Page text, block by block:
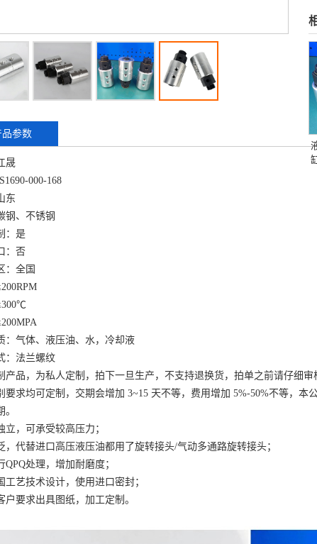
品参数
晟
000-168
东
钢、不锈钢
：是
：否
：全国
：气体、液压油、水，冷却液
：法兰螺纹
产品，为私人定制，拍下一旦生产，不支持退换货，拍单之前请仔细审
要求均可定制，交期会增加 3~15 天不等，费用增加 5%-50%不等，
立，可承受较高压力；
，代替进口高压液压油都用了旋转接头/气动多通路旋转接头；
QPQ处理，增加耐磨度；
工艺技术设计，使用进口密封；
户要求出具图纸，加工定制。